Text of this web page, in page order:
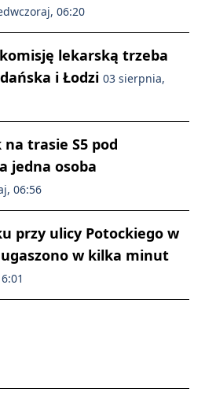
06:20
lekarską trzeba
i Łodzi 03 sierpnia,
trasie S5 pod
jedna osoba
06:56
przy ulicy Potockiego w
ugaszono w kilka minut